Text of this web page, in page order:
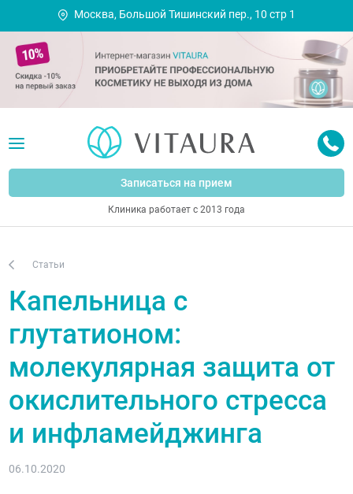
Москва, Большой Тишинский пер., 10 стр 1
Записаться на прием
Клиника работает с 2013 года
Статьи
Капельница с
глутатионом:
молекулярная защита от
окислительного стресса
и инфламейджинга
06.10.2020